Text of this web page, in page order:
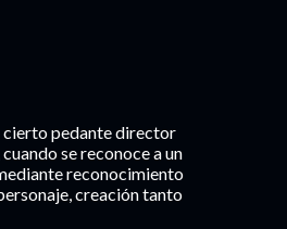
cierto pedante director
se reconoce a un
reconocimiento
creación tanto